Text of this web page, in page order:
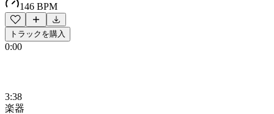
146 BPM
トラックを購入
0:00
3:38
楽器